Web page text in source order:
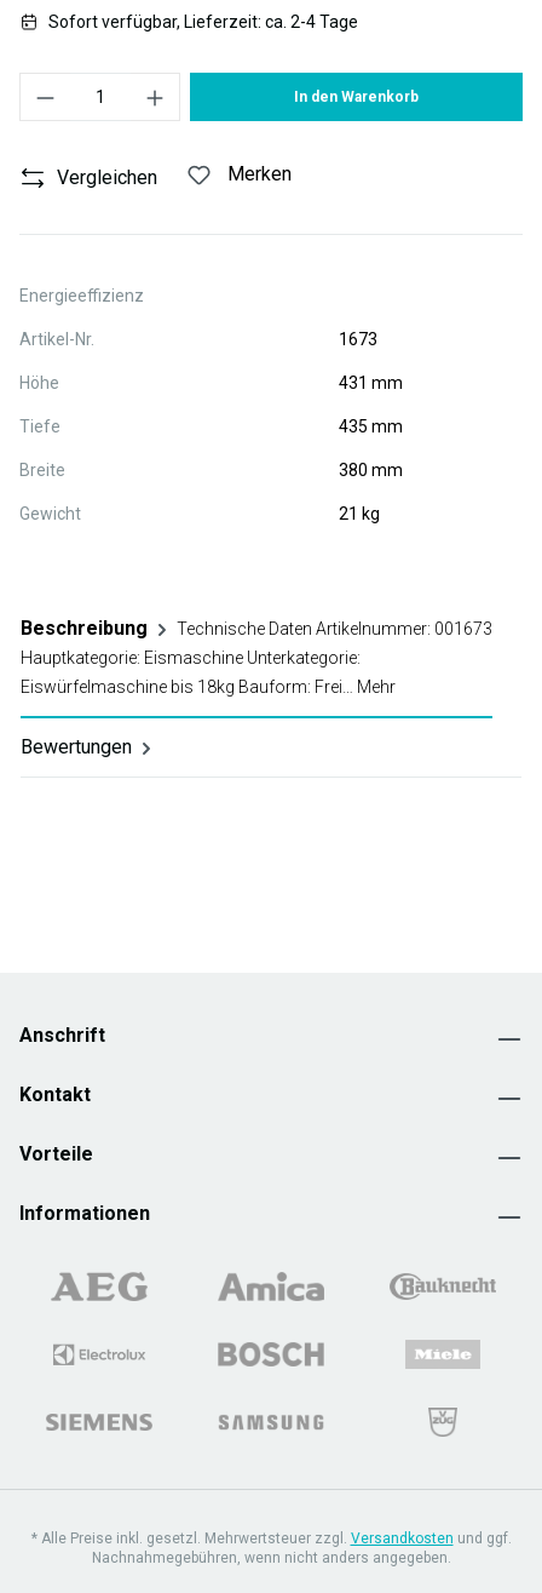
Sofort verfügbar, Lieferzeit: ca. 2-4 Tage
In den Warenkorb
Vergleichen Merken
Energieeffizienz
Artikel-Nr. 1673
Höhe 431 mm
Tiefe 435 mm
Breite 380 mm
Gewicht 21 kg
Beschreibung
Technische Daten Artikelnummer: 001673
Hauptkategorie: Eismaschine Unterkategorie:
Eiswürfelmaschine bis 18kg Bauform: Frei… Mehr
Bewertungen
Anschrift
Kontakt
Vorteile
Informationen
* Alle Preise inkl. gesetzl. Mehrwertsteuer zzgl. Versandkosten und ggf.
Nachnahmegebühren, wenn nicht anders angegeben.